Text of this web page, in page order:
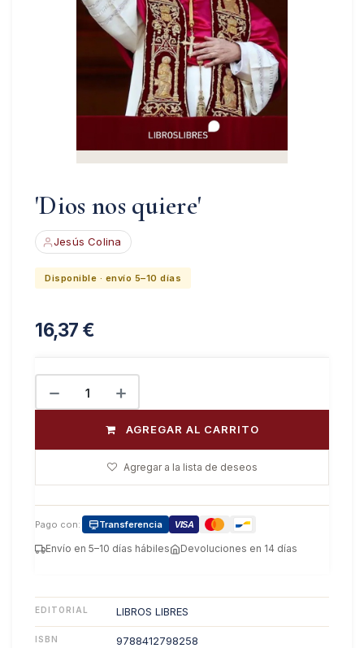
'Dios nos quiere'
Jesús Colina
Disponible · envío 5–10 días
16,37 €
AGREGAR AL CARRITO
Agregar a la lista de deseos
Pago con: Transferencia VISA
Envío en 5–10 días hábiles Devoluciones en 14 días
EDITORIAL LIBROS LIBRES
ISBN 9788412798258